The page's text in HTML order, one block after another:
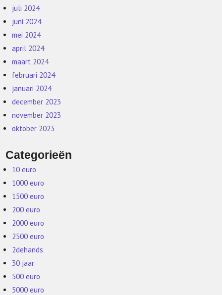
juli 2024
juni 2024
mei 2024
april 2024
maart 2024
februari 2024
januari 2024
december 2023
november 2023
oktober 2023
Categorieën
10 euro
1000 euro
1500 euro
200 euro
2000 euro
2500 euro
2dehands
30 jaar
500 euro
5000 euro